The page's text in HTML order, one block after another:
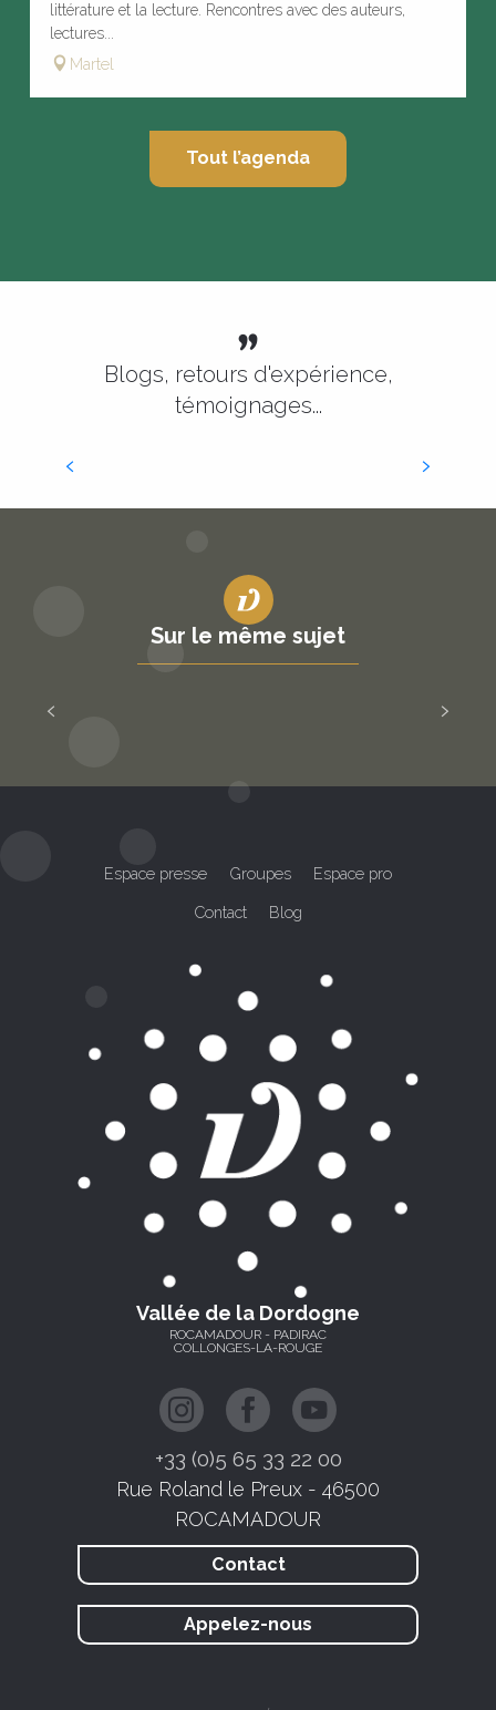
littérature et la lecture. Rencontres avec des auteurs,
lectures...
Martel
Tout l’agenda
Blogs, retours d'expérience,
témoignages...
Le jazz dans la Vallée
Sur le même sujet
Espace presse Groupes Espace pro
Contact Blog
Vallée de la Dordogne
ROCAMADOUR - PADIRAC
COLLONGES-LA-ROUGE
+33 (0)5 65 33 22 00
Rue Roland le Preux - 46500
ROCAMADOUR
Contact
Appelez-nous